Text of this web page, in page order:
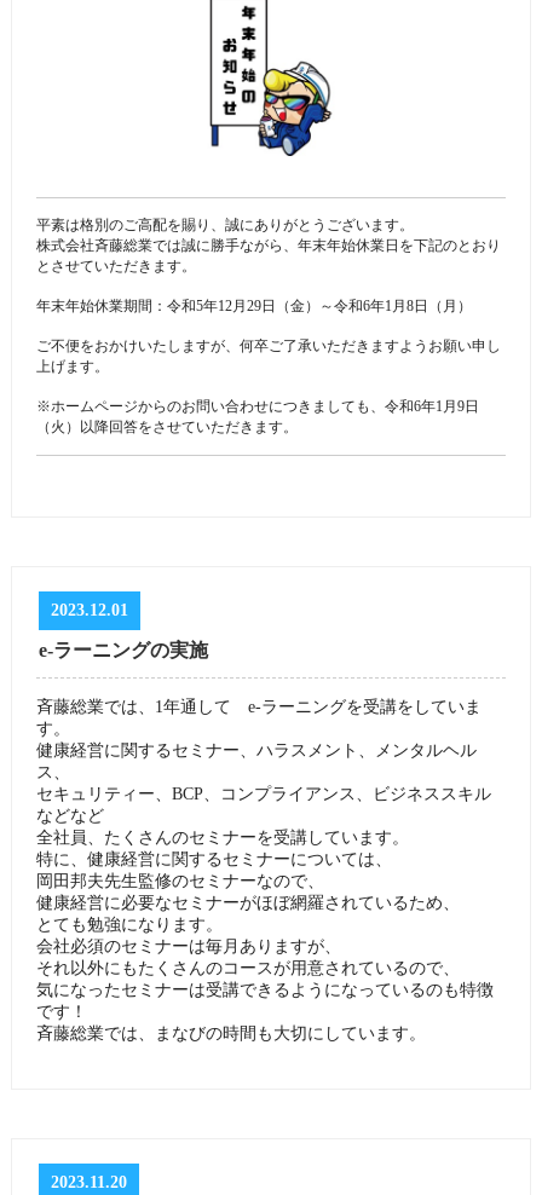
平素は格別のご高配を賜り、誠にありがとうございます。
株式会社斉藤総業では誠に勝手ながら、年末年始休業日を下記のとおり
とさせていただきます。
年末年始休業期間：令和5年12月29日（金）～令和6年1月8日（月）
ご不便をおかけいたしますが、何卒ご了承いただきますようお願い申し
上げます。
※ホームページからのお問い合わせにつきましても、令和6年1月9日
（火）以降回答をさせていただきます。
2023.12.01
e-ラーニングの実施
斉藤総業では、1年通して e-ラーニングを受講をしていま
す。
健康経営に関するセミナー、ハラスメント、メンタルヘル
ス、
セキュリティー、BCP、コンプライアンス、ビジネススキル
などなど
全社員、たくさんのセミナーを受講しています。
特に、健康経営に関するセミナーについては、
岡田邦夫先生監修のセミナーなので、
健康経営に必要なセミナーがほぼ網羅されているため、
とても勉強になります。
会社必須のセミナーは毎月ありますが、
それ以外にもたくさんのコースが用意されているので、
気になったセミナーは受講できるようになっているのも特徴
です！
斉藤総業では、まなびの時間も大切にしています。
2023.11.20